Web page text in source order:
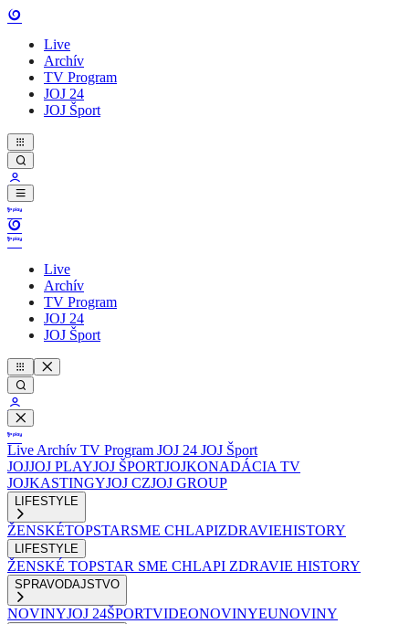
Live
Archív
TV Program
JOJ 24
JOJ Šport
Live
Archív
TV Program
JOJ 24
JOJ Šport
Live Archív TV Program JOJ 24 JOJ Šport
JOJJOJ PLAYJOJ ŠPORTJOJKONADÁCIA TV
JOJKASTINGYJOJ CZJOJ GROUP
LIFESTYLE
ŽENSKÉTOPSTARSME CHLAPIZDRAVIEHISTORY
LIFESTYLE
ŽENSKÉ TOPSTAR SME CHLAPI ZDRAVIE HISTORY
SPRAVODAJSTVO
NOVINYJOJ 24ŠPORTVIDEONOVINYEUNOVINY